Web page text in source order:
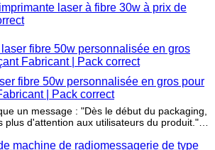
laser à fibre 30w à prix de
fibre 50w personnalisée en gros pour
| Pack correct
un message : "Dès le début du packaging,
plus d'attention aux utilisateurs du produit."